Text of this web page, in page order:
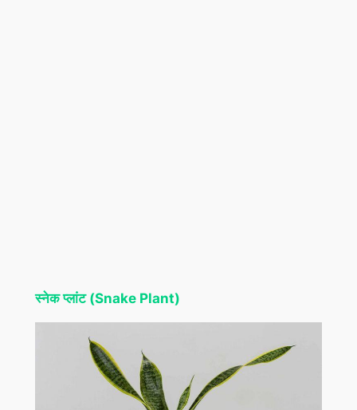
स्नेक प्लांट (Snake Plant)